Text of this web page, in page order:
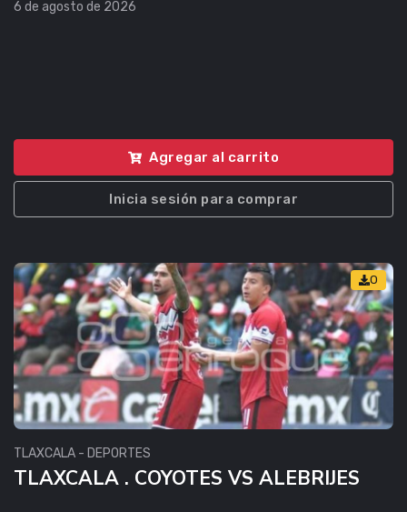
6 de agosto de 2026
Agregar al carrito
Inicia sesión para comprar
0
TLAXCALA - DEPORTES
TLAXCALA . COYOTES VS ALEBRIJES